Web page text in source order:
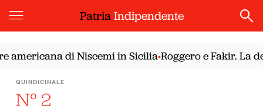
PatriaIndipendente
di Niscemi in Sicilia•Roggero e Fakir. La
QUINDICINALE
N° 2